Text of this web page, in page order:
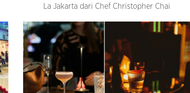
La Jakarta dari Chef Christopher Chai